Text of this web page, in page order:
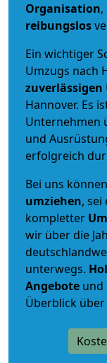
Organisation
reibungslos
Ein wichtiger
Umzugs nach
zuverlässigen
Hannover. Es
Unternehmen
und
erfolgreich
Bei uns
umziehen, sei
kompletter
wir über die
unterwegs.
Angebote und
Überblick